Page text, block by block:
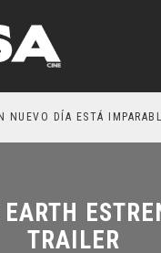
DÍA ESTÁ IMPARABLE
TRAILER